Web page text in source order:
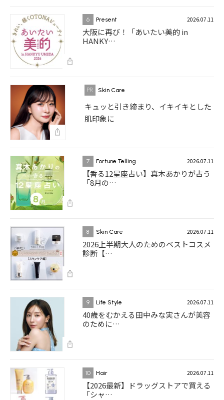
6 Present 2026.07.11
大阪に再び！「あいたい美的 in
HANKY…
Skin Care
キュッと引き締まり、イキイキとした
肌印象に
7 Fortune Telling 2026.07.11
【香る12星座占い】真木あかりが占う
「8月の…
8 Skin Care 2026.07.11
2026上半期大人のためのベストコスメ
診断【…
9 Life Style 2026.07.11
40歳をむかえる田中みな実さんが美容
のために…
10 Hair 2026.07.11
【2026最新】ドラッグストアで買える
「シャ…